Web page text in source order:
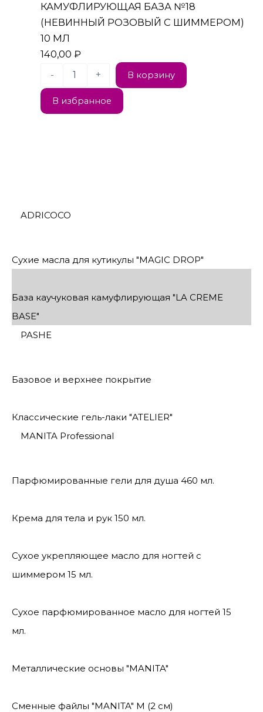
ADRICOCO
Сухие масла для кутикулы "MAGIC DROP"
База каучуковая камуфлирующая "LA CREME
BASE"
PASHE
Базовое и верхнее покрытие
Классические гель-лаки "ATELIER"
MANITA Professional
Парфюмированные гели для душа 460 мл.
Крема для тела и рук 150 мл.
Сухое укрепляющее масло для ногтей с
шиммером 15 мл.
Сухое парфюмированное масло для ногтей 15
мл.
Металлические основы "MANITA"
Сменные файлы "MANITA" М (2 см)
КАМУФЛИРУЮЩАЯ БАЗА №18
(НЕВИННЫЙ РОЗОВЫЙ С ШИММЕРОМ)
10 МЛ
140,00₽
-
+ В корзину
В избранное